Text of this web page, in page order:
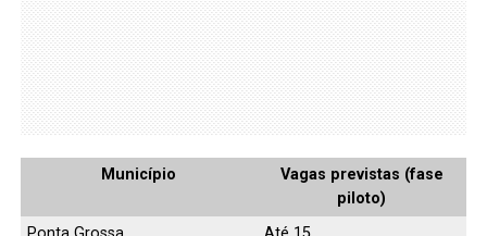
Município
Vagas previstas (fase
piloto)